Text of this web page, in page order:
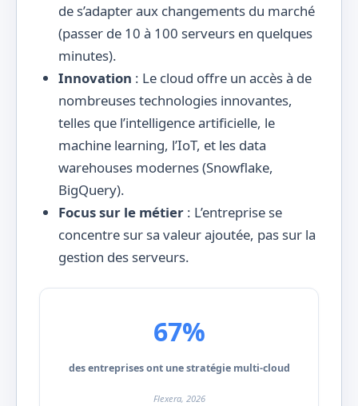
de s’adapter aux changements du marché
(passer de 10 à 100 serveurs en quelques
minutes).
Innovation : Le cloud offre un accès à de
nombreuses technologies innovantes,
telles que l’intelligence artificielle, le
machine learning, l’IoT, et les data
warehouses modernes (Snowflake,
BigQuery).
Focus sur le métier : L’entreprise se
concentre sur sa valeur ajoutée, pas sur la
gestion des serveurs.
67%
des entreprises ont une stratégie multi-cloud
Flexera, 2026